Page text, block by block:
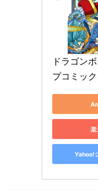
ドラゴン
プコミッ
楽
Yahoo!